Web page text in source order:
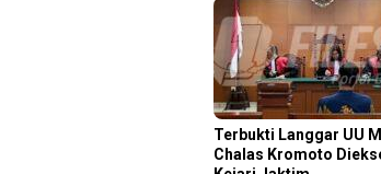
Terbukti Langgar UU
Chalas Kromoto